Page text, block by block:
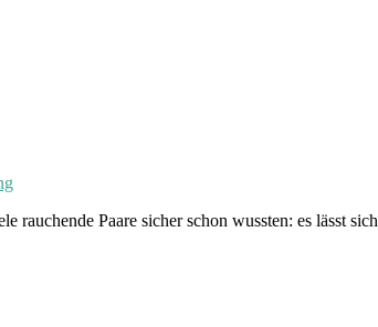
rauchende Paare sicher schon wussten: es lässt sich